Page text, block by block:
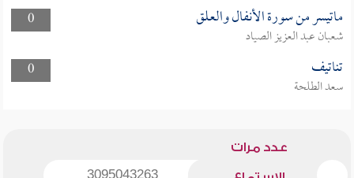
0
ماتيسر من سورة الأنفال والعلق
شعبان عبد العزيز الصياد
0
تناتيف
سعد الطلحة
عدد مرات